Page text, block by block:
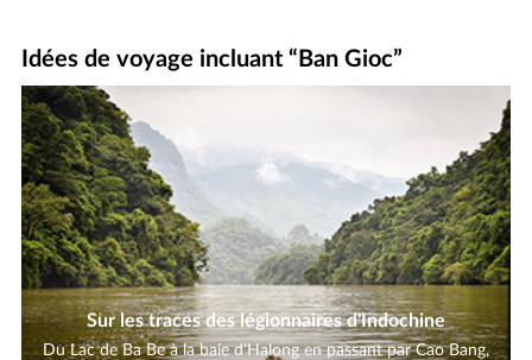
Idées de voyage incluant “Ban Gioc”
Sur les traces des légionnaires d'Indochine
Du Lac de Ba Be à la baie d’Halong en passant par Cao Bang,